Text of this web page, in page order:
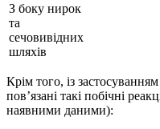
З боку нирок
та
сечовивідних
шляхів
Крім того, із
пов’язані такі побічні
наявними даними):